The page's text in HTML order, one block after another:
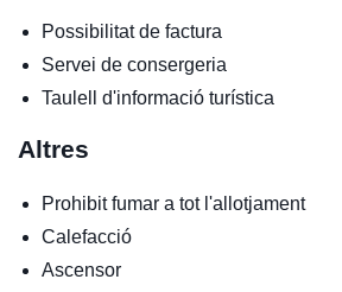
Possibilitat de factura
Servei de consergeria
Taulell d'informació turística
Altres
Prohibit fumar a tot l'allotjament
Calefacció
Ascensor